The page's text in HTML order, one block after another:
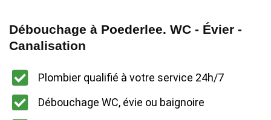
Débouchage à Poederlee. WC - Évier -
Canalisation
Plombier qualifié à votre service 24h/7
Débouchage WC, évie ou baignoire